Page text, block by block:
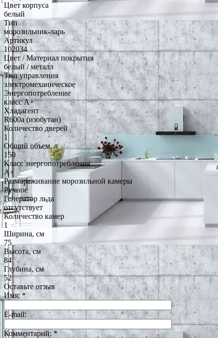
Цвет корпуса
белый
Тип
морозильник-ларь
Артикул
102034
Цвет / Материал покрытия
белый / металл
Тип управления
электромеханическое
Энергопотребление
класс A+
Хладагент
R600a (изобутан)
Количество дверей
1
Общий объем, л
150
Класс энергопотребления
A+
Размораживание морозильной камеры
Ручное
Генератор льда
отсутствует
Количество камер
1
Ширина, см
75
Высота, см
84
Глубина, см
52
Оставьте отзыв
Имя:*
E-mail:
Комментарий:*